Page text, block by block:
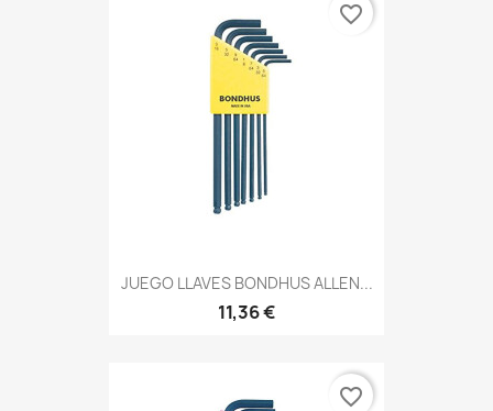
JUEGO LLAVES BONDHUS ALLEN...
11,36 €
favorite_border
favorite_border